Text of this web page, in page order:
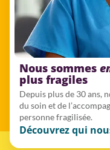
Nous sommes
plus fragiles
Depuis plus de 30 ans,
du soin et de
personne fragilisée.
Découvrez qui